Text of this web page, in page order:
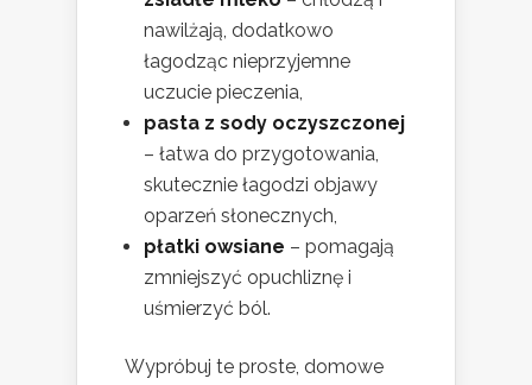
nawilżają, dodatkowo
łagodząc nieprzyjemne
uczucie pieczenia,
pasta z sody oczyszczonej
– łatwa do przygotowania,
skutecznie łagodzi objawy
oparzeń słonecznych,
płatki owsiane – pomagają
zmniejszyć opuchliznę i
uśmierzyć ból.
Wypróbuj te proste, domowe